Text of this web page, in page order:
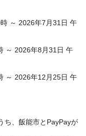
～ 2026年7月31日 午
～ 2026年8月31日 午
～ 2026年12月25日 午
ち、飯能市とPayPayが